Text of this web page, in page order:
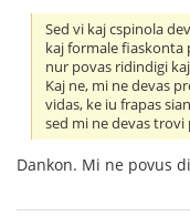
Sed vi kaj cspinola
kaj formale fiaskonta
nur povas ridindigi
Kaj ne, mi ne devas
vidas, ke iu frapas
sed mi ne devas
Dankon. Mi ne povus